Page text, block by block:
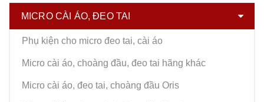
MICRO CÀI ÁO, ĐEO TAI
Phụ kiện cho micro đeo tai, cài áo
Micro cài áo, choàng đầu, đeo tai hãng khác
Micro cài áo, đeo tai, choàng đầu Oris